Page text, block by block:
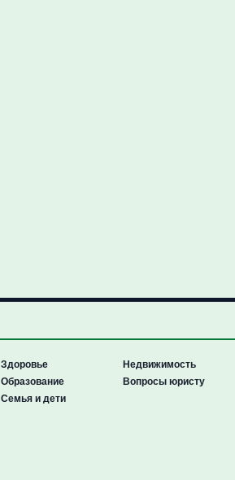
Здоровье
Образование
Семья и дети
Недвижимость
Вопросы юристу